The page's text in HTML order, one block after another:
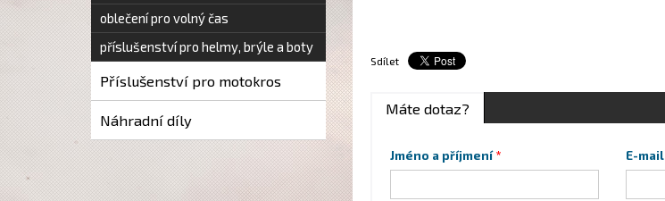
oblečení pro volný čas
příslušenství pro helmy, brýle a boty
Příslušenství pro motokros
Náhradní díly
Sdílet
Máte dotaz?
Jméno a příjmení E-mail